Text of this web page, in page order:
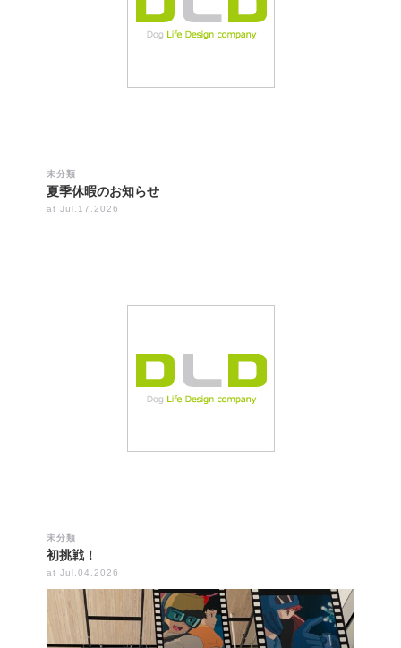
未分類
夏季休暇のお知らせ
at Jul.17.2026
未分類
初挑戦！
at Jul.04.2026